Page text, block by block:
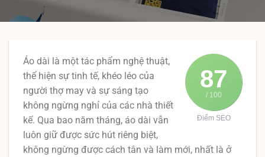
87
/ 100
Điểm SEO
Áo dài là một tác phẩm nghệ thuật,
thể hiện sự tinh tế, khéo léo của
người thợ may và sự sáng tạo
không ngừng nghỉ của các nhà thiết
kế. Qua bao năm tháng, áo dài vẫn
luôn giữ được sức hút riêng biệt,
không ngừng được cách tân và làm mới, nhất là ở